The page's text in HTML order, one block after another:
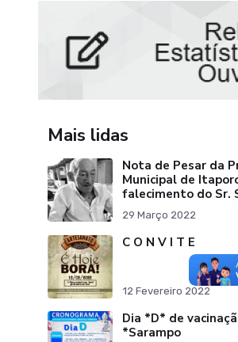
Mais lidas
Nota de Pesar da
Municipal de
falecimento do Sr.
Ribeiro da Silva "Pai
Prefei
29 Março 2022
C O N V I T E
12 Fevereiro 2022
Dia *D* de
*Sarampo